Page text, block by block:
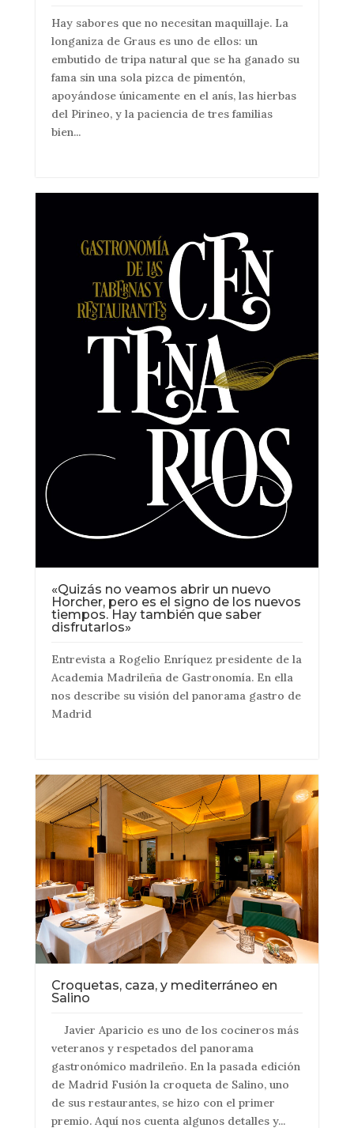
Hay sabores que no necesitan maquillaje. La
longaniza de Graus es uno de ellos: un
embutido de tripa natural que se ha ganado su
fama sin una sola pizca de pimentón,
apoyándose únicamente en el anís, las hierbas
del Pirineo, y la paciencia de tres familias
bien...
«Quizás no veamos abrir un nuevo
Horcher, pero es el signo de los nuevos
tiempos. Hay también que saber
disfrutarlos»
Entrevista a Rogelio Enríquez presidente de la
Academia Madrileña de Gastronomía. En ella
nos describe su visión del panorama gastro de
Madrid
Croquetas, caza, y mediterráneo en
Salino
Javier Aparicio es uno de los cocineros más
veteranos y respetados del panorama
gastronómico madrileño. En la pasada edición
de Madrid Fusión la croqueta de Salino, uno
de sus restaurantes, se hizo con el primer
premio. Aquí nos cuenta algunos detalles y...